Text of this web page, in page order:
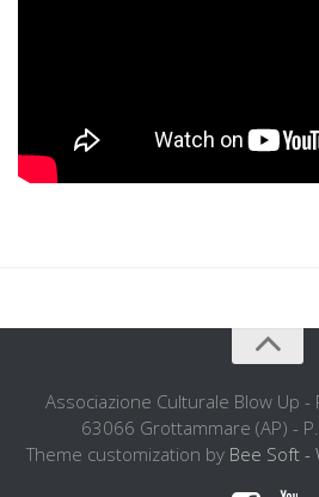
Chi siamo
L’ associazione
Associazione Culturale Blow Up -
63066 Grottammare (AP) -
Theme customization by Bee Soft -